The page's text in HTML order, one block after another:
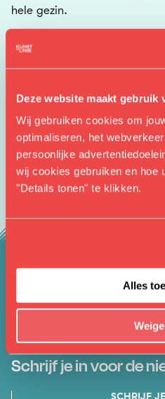
Deze website maakt gebruik
Wij gebruiken cookies om
optimaliseren, het
persoonlijke
wij cookies gebruiken en hoe
"Details tonen" te klikken.
Alles
hele gezin.
kaart voor Nigel Otermans
Blijf op
Schrijf je in voor de
SCHRIJF